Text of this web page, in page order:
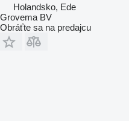
Holandsko, Ede
Grovema BV
Obráťte sa na predajcu